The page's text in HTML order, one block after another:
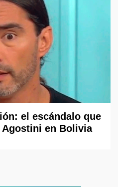
el escándalo que
en Bolivia